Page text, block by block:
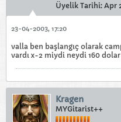
Üyelik Tarihi: Apr
23-04-2003, 17:20
valla ben başlangıç olarak
vardı x-2 miydi neydi 160
Kragen
MYGitarist++